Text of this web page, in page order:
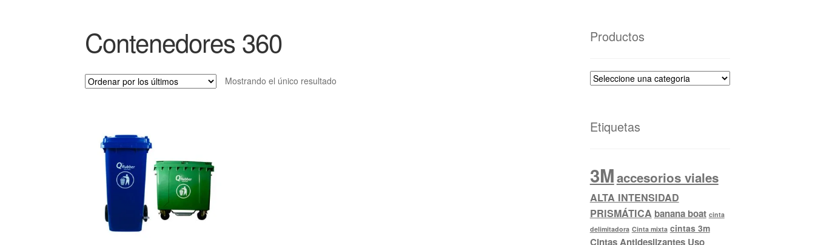
Contenedores 360
Mostrando el único resultado
Productos
Etiquetas
3Maccesorios viales
ALTA INTENSIDAD
PRISMÁTICA banana boat cinta
delimitadora Cinta mixta cintas 3m
Cintas Antideslizantes Uso